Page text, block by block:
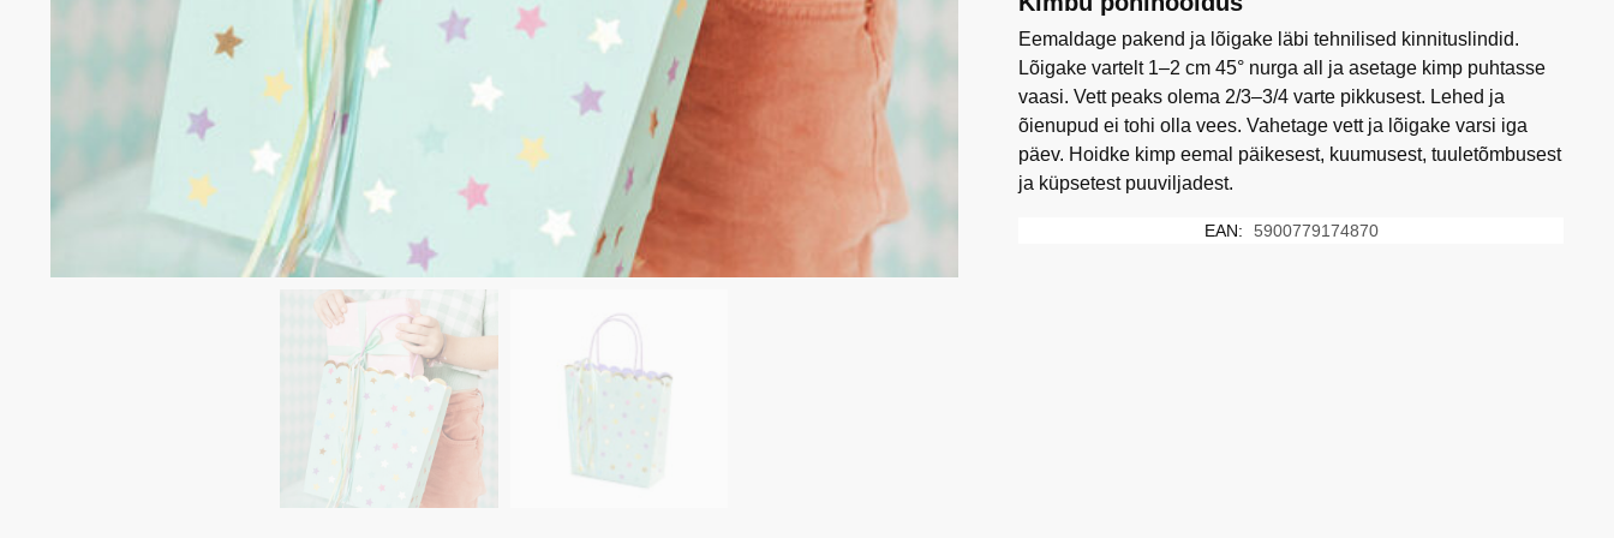
Eemaldage pakend ja lõigake läbi tehnilised kinnituslindid.
Lõigake vartelt 1–2 cm 45° nurga all ja asetage kimp puhtasse
vaasi. Vett peaks olema 2/3–3/4 varte pikkusest. Lehed ja
õienupud ei tohi olla vees. Vahetage vett ja lõigake varsi iga
päev. Hoidke kimp eemal päikesest, kuumusest, tuuletõmbusest
ja küpsetest puuviljadest.
EAN: 5900779174870